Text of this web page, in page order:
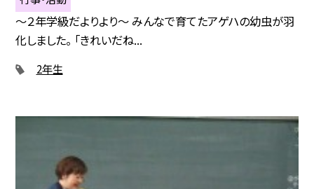
～２年学級だよりより～ みんなで育てたアゲハの幼虫が羽
化しました。 「きれいだね...
2年生